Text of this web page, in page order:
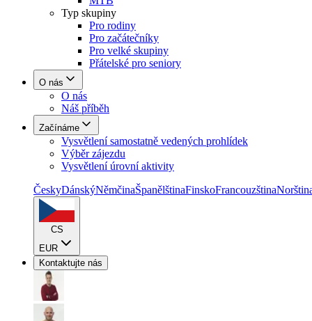
Typ skupiny
Pro rodiny
Pro začátečníky
Pro velké skupiny
Přátelské pro seniory
O nás
O nás
Náš příběh
Začínáme
Vysvětlení samostatně vedených prohlídek
Výběr zájezdu
Vysvětlení úrovní aktivity
ČeskyDánskýNěmčinaŠpanělštinaFinskoFrancouzština
CS
EUR
Kontaktujte nás